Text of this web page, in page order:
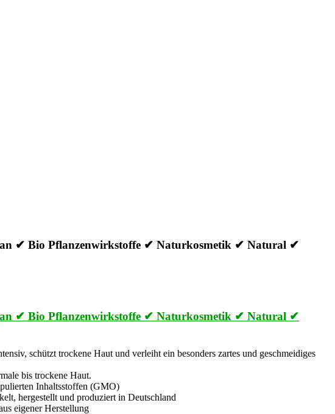
✔ Bio Pflanzenwirkstoffe ✔ Naturkosmetik ✔ Natural ✔
✔ Bio Pflanzenwirkstoffe ✔ Naturkosmetik ✔ Natural ✔
schützt trockene Haut und verleiht ein besonders zartes und geschmeidiges
bis trockene Haut.
Inhaltsstoffen (GMO)
hergestellt und produziert in Deutschland
eigener Herstellung